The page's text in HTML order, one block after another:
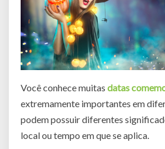
Você conhece muitas datas
extremamente importantes em
podem possuir diferentes
local ou tempo em que se aplica.